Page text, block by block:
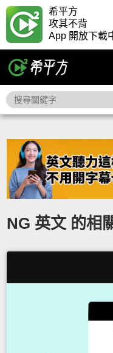
希平方
攻其不背
App 開放下載
NG 英文 的相